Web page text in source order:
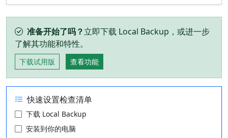
准备开始了吗？立即下载 Local Backup，或进一步
了解其功能和特性。
下载试用版 查看功能
快速设置检查清单
下载 Local Backup
安装到你的电脑